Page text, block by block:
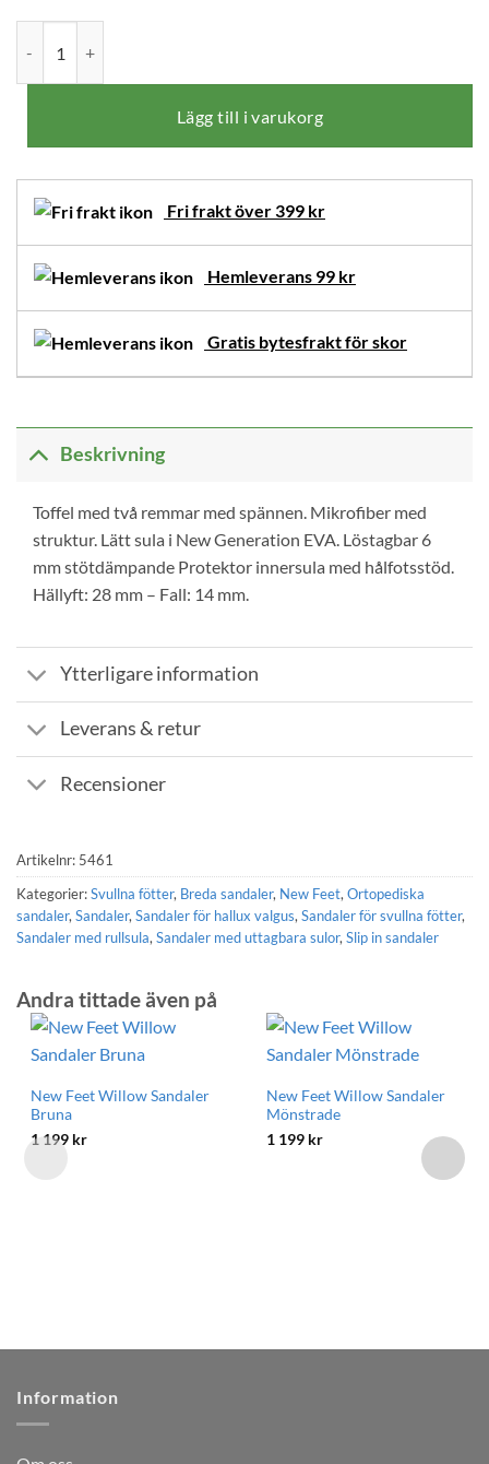
Lägg till i varukorg
Fri frakt över 399 kr
Hemleverans 99 kr
Gratis bytesfrakt för skor
Beskrivning
Toffel med två remmar med spännen. Mikrofiber med
struktur. Lätt sula i New Generation EVA. Löstagbar 6
mm stötdämpande Protektor innersula med hålfotsstöd.
Hällyft: 28 mm – Fall: 14 mm.
Ytterligare information
Leverans & retur
Recensioner
Artikelnr: 5461
Kategorier:Svullna fötter, Breda sandaler, New Feet, Ortopediska
sandaler, Sandaler, Sandaler för hallux valgus, Sandaler för svullna fötter,
Sandaler med rullsula, Sandaler med uttagbara sulor, Slip in sandaler
Andra tittade även på
New Feet Willow Sandaler
Bruna
1 199 kr
New Feet Willow Sandaler
Mönstrade
1 199 kr
Information